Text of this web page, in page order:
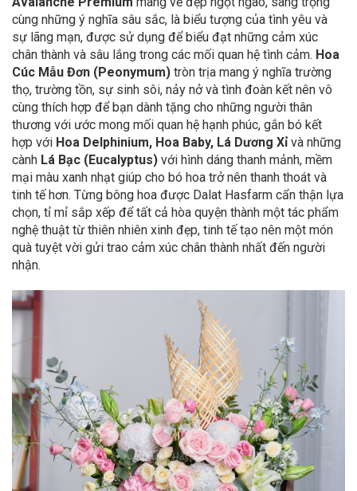
cùng những ý nghĩa sâu sắc, là biểu tượng của tình yêu và
sự lãng mạn, được sử dụng để biểu đạt những cảm xúc
chân thành và sâu lắng trong các mối quan hệ tình cảm. Hoa
Cúc Mẫu Đơn (Peonymum) tròn trịa mang ý nghĩa trường
thọ, trường tồn, sự sinh sôi, nảy nở và tình đoàn kết nên vô
cùng thích hợp để bạn dành tặng cho những người thân
thương với ước mong mối quan hệ hạnh phúc, gắn bó kết
hợp với Hoa Delphinium, Hoa Baby, Lá Dương Xỉvà những
cành Lá Bạc (Eucalyptus) với hình dáng thanh mảnh, mềm
mại màu xanh nhạt giúp cho bó hoa trở nên thanh thoát và
tinh tế hơn. Từng bông hoa được Dalat Hasfarm cẩn thận lựa
chọn, tỉ mỉ sắp xếp để tất cả hòa quyện thành một tác phẩm
nghệ thuật từ thiên nhiên xinh đẹp, tinh tế tạo nên một món
quà tuyệt vời gửi trao cảm xúc chân thành nhất đến người
nhận.